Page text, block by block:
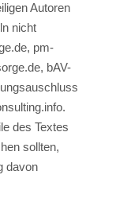
Autoren
nicht
pm-
bAV-
des Textes
sollten,
davon